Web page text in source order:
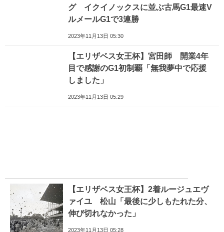
グ イクイノックスに並ぶ古馬G1最速V
ルメールG1で3連勝
2023年11月13日 05:30
【エリザベス女王杯】宮田師 開業4年
目で感謝のG1初制覇「無我夢中で応援
しました」
2023年11月13日 05:29
【エリザベス女王杯】2着ルージュエヴ
ァイユ 松山「最後に少しもたれた分、
伸び切れなかった」
2023年11月13日 05:28